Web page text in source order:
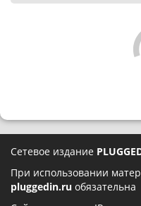
Сетевое издание
При использовании
pluggedin.ru обязательна